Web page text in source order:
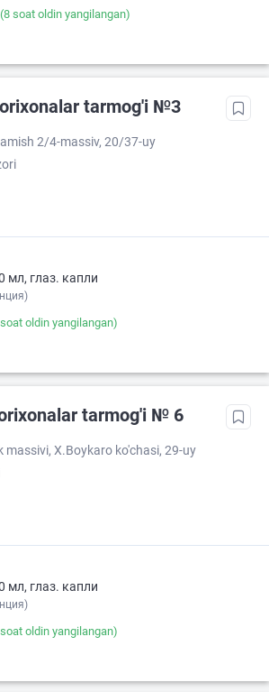
soat oldin yangilangan)
tarmog'i №3
2/4-massiv, 20/37-uy
XX
мл, глаз. капли
oldin yangilangan)
tarmog'i № 6
massivi, X.Boykaro ko'chasi, 29-uy
XX
мл, глаз. капли
oldin yangilangan)